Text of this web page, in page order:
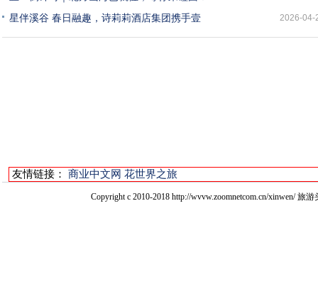
星伴溪谷 春日融趣，诗莉莉酒店集团携手壹 2026-04-
友情链接： 商业中文网 花世界之旅
Copyright c 2010-2018 http://wvvw.zoomnetcom.cn/xinwen/